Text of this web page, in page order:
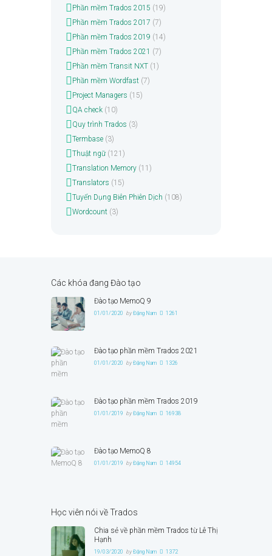
Phần mềm Trados 2015 (19)
Phần mềm Trados 2017 (7)
Phần mềm Trados 2019 (14)
Phần mềm Trados 2021 (7)
Phần mềm Transit NXT(1)
Phần mềm Wordfast(7)
Project Managers (15)
QA check(10)
Quy trình Trados (3)
Termbase(3)
Thuật ngữ(121)
Translation Memory(11)
Translators (15)
Tuyển Dụng Biên Phiên Dịch (108)
Wordcount(3)
Các khóa đang Đào tạo
Đào tạo MemoQ 9
01/01/2020 byĐặng Nam 1261
Đào tạo phần mềm Trados 2021
01/01/2020 byĐặng Nam 1326
Đào tạo phần mềm Trados 2019
01/01/2019 byĐặng Nam 16938
Đào tạo MemoQ 8
01/01/2019 byĐặng Nam 14954
Học viên nói về Trados
Chia sẻ về phần mềm Trados từ Lê Thị
Hạnh
19/03/2020 byĐặng Nam 1372